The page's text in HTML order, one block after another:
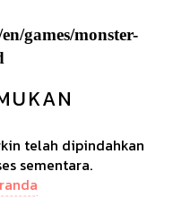
games/monster-
telah dipindahkan
sementara.